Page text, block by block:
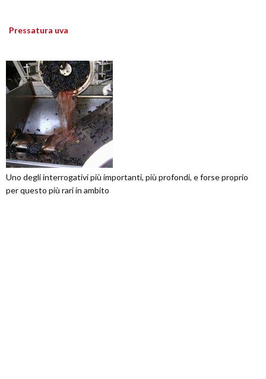
Pressatura uva
Uno degli interrogativi più importanti, più profondi, e forse proprio
per questo più rari in ambito